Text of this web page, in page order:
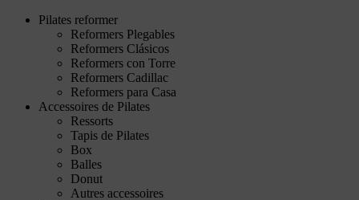
Pilates reformer
Reformers Plegables
Reformers Clásicos
Reformers con Torre
Reformers Cadillac
Reformers para Casa
Accessoires de Pilates
Ressorts
Tapis de Pilates
Box
Balles
Donut
Autres accessoires